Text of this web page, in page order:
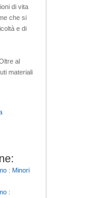
di vita
che si
e di
al
materiali
: Minori
: